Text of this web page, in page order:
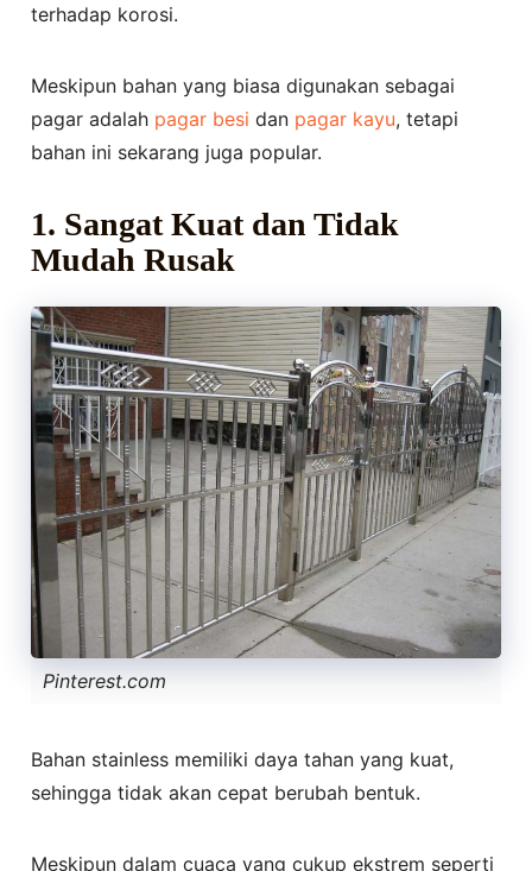
terhadap korosi.
Meskipun bahan yang biasa digunakan sebagai
pagar adalah pagar besi dan pagar kayu, tetapi
bahan ini sekarang juga popular.
1. Sangat Kuat dan Tidak
Mudah Rusak
Pinterest.com
Bahan stainless memiliki daya tahan yang kuat,
sehingga tidak akan cepat berubah bentuk.
Meskipun dalam cuaca yang cukup ekstrem seperti